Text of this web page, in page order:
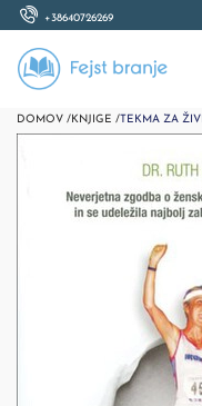
+38640726269
DOMOV /KNJIGE /TEKMA ZA